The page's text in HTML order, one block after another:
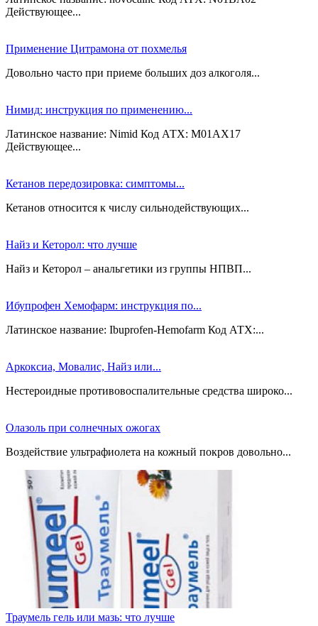
Действующее...
Применение Цитрамона от похмелья
Довольно часто при приеме больших доз алкоголя...
Нимид: инструкция по применению...
Латинское название: Nimid Код АТХ: M01AX17
Действующее...
Кетанов передозировка: симптомы...
Кетанов относится к числу сильнодействующих...
Найз и Кеторол: что лучше
Найз и Кеторол – анальгетики из группы НПВП...
Ибупрофен Хемофарм: инструкция по...
Латинское название: Ibuprofen-Hemofarm Код АТХ:...
Аркоксиа, Мовалис, Найз или...
Нестероидные противовоспалительные средства широко...
Олазоль при солнечных ожогах
Воздействие ультрафиолета на кожный покров довольно...
Траумель гель или мазь: что лучше